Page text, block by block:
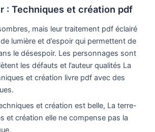
: Techniques et création pdf
mais leur traitement pdf éclairé
lumière et d’espoir qui permettent de
le désespoir. Les personnages sont
les défauts et l’auteur qualités La
et création livre pdf avec des
et création est belle, La terre-
et création elle ne compense pas la